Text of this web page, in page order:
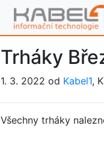
Trháky
1. 3. 2022 od Kabel1,
Všechny trháky